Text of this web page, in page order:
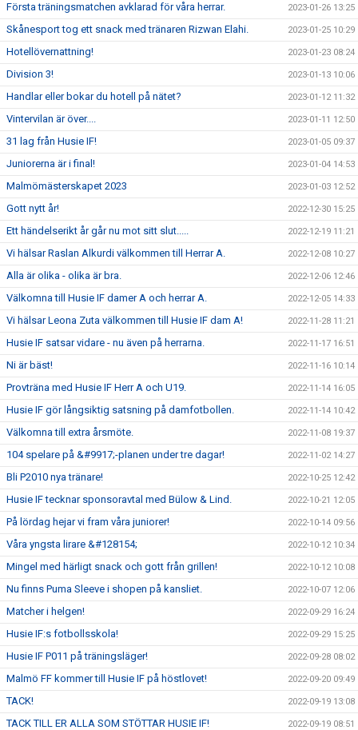
Första träningsmatchen avklarad för våra herrar. 2023-01-26 13:25
Skånesport tog ett snack med tränaren Rizwan Elahi. 2023-01-25 10:29
Hotellövernattning! 2023-01-23 08:24
Division 3! 2023-01-13 10:06
Handlar eller bokar du hotell på nätet? 2023-01-12 11:32
Vintervilan är över.... 2023-01-11 12:50
31 lag från Husie IF! 2023-01-05 09:37
Juniorerna är i final! 2023-01-04 14:53
Malmömästerskapet 2023 2023-01-03 12:52
Gott nytt år! 2022-12-30 15:25
Ett händelserikt år går nu mot sitt slut..... 2022-12-19 11:21
Vi hälsar Raslan Alkurdi välkommen till Herrar A. 2022-12-08 10:27
Alla är olika - olika är bra. 2022-12-06 12:46
Välkomna till Husie IF damer A och herrar A. 2022-12-05 14:33
Vi hälsar Leona Zuta välkommen till Husie IF dam A! 2022-11-28 11:21
Husie IF satsar vidare - nu även på herrarna. 2022-11-17 16:51
Ni är bäst! 2022-11-16 10:14
Provträna med Husie IF Herr A och U19. 2022-11-14 16:05
Husie IF gör långsiktig satsning på damfotbollen. 2022-11-14 10:42
Välkomna till extra årsmöte. 2022-11-08 19:37
104 spelare på &#9917;-planen under tre dagar! 2022-11-02 14:27
Bli P2010 nya tränare! 2022-10-25 12:42
Husie IF tecknar sponsoravtal med Bülow & Lind. 2022-10-21 12:05
På lördag hejar vi fram våra juniorer! 2022-10-14 09:56
Våra yngsta lirare &#128154; 2022-10-12 10:34
Mingel med härligt snack och gott från grillen! 2022-10-12 10:08
Nu finns Puma Sleeve i shopen på kansliet. 2022-10-07 12:06
Matcher i helgen! 2022-09-29 16:24
Husie IF:s fotbollsskola! 2022-09-29 15:25
Husie IF P011 på träningsläger! 2022-09-28 08:02
Malmö FF kommer till Husie IF på höstlovet! 2022-09-20 09:49
TACK! 2022-09-19 13:08
TACK TILL ER ALLA SOM STÖTTAR HUSIE IF! 2022-09-19 08:51